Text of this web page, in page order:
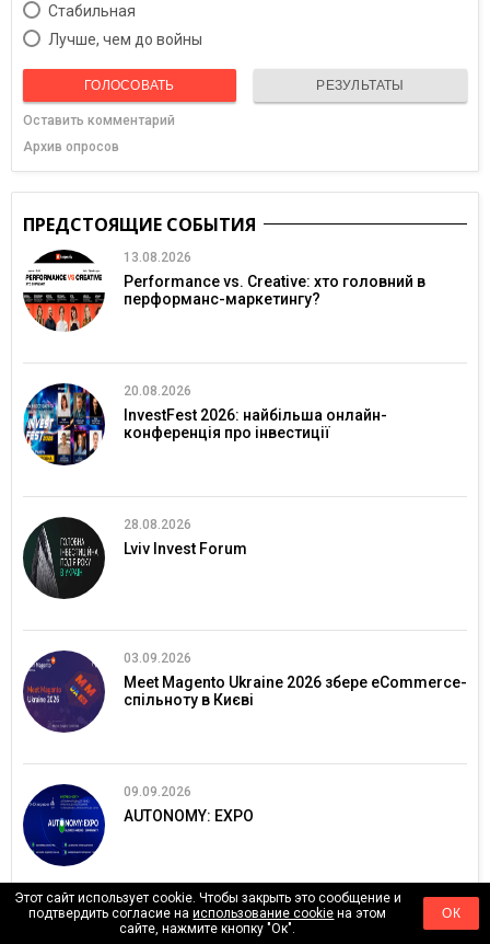
Cтабильная
Лучше, чем до войны
ГОЛОСОВАТЬ РЕЗУЛЬТАТЫ
Оставить комментарий
Архив опросов
ПРЕДСТОЯЩИЕ СОБЫТИЯ
13.08.2026
Performance vs. Creative: хто головний в
перформанс-маркетингу?
20.08.2026
InvestFest 2026: найбільша онлайн-
конференція про інвестиції
28.08.2026
Lviv Invest Forum
03.09.2026
Meet Magento Ukraine 2026 збере eCommerce-
спільноту в Києві
09.09.2026
AUTONOMY: EXPO
06.10.2026
Этот сайт использует cookie. Чтобы закрыть это сообщение и
подтвердить согласие наиспользование cookie на этом
сайте, нажмите кнопку "Ок".
ОК